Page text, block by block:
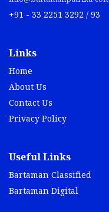
+91 - 33 2251 3292 / 93
Links
Home
About Us
Contact Us
Privacy Policy
Useful Links
Bartaman Classified
Bartaman Digital